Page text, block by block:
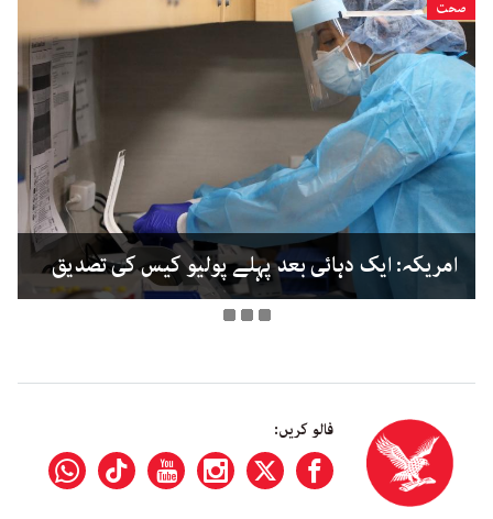
صحت
امریکہ: ایک دہائی بعد پہلے پولیو کیس کی تصدیق
فالو کریں: